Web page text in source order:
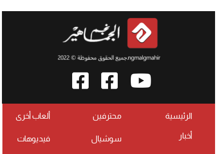
الرئيسية
أخبار
محترفين
سوشيال
ألعاب أخرى
فيديوهات